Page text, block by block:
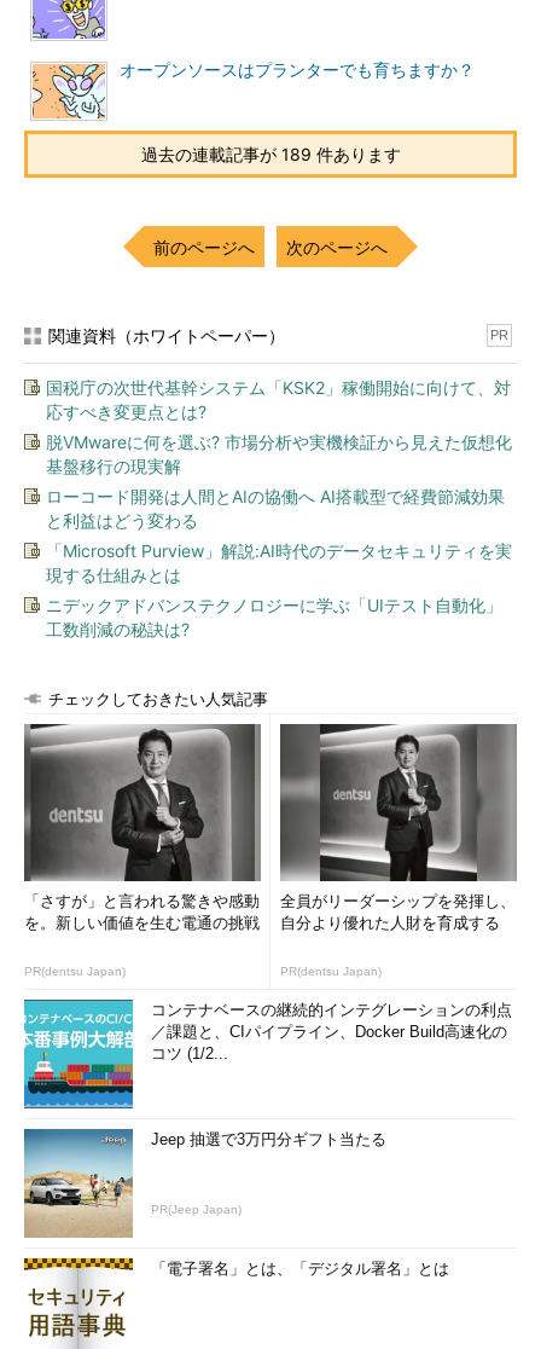
オープンソースはプランターでも育ちますか？
過去の連載記事が 189 件あります
前のページへ 次のページへ
関連資料（ホワイトペーパー） PR
国税庁の次世代基幹システム「KSK2」稼働開始に向けて、対
応すべき変更点とは?
脱VMwareに何を選ぶ? 市場分析や実機検証から見えた仮想化
基盤移行の現実解
ローコード開発は人間とAIの協働へ AI搭載型で経費節減効果
と利益はどう変わる
「Microsoft Purview」解説:AI時代のデータセキュリティを実
現する仕組みとは
ニデックアドバンステクノロジーに学ぶ「UIテスト自動化」
工数削減の秘訣は?
チェックしておきたい人気記事
「さすが」と言われる驚きや感動
を。新しい価値を生む電通の挑戦
PR(dentsu Japan)
全員がリーダーシップを発揮し、
自分より優れた人財を育成する
PR(dentsu Japan)
コンテナベースの継続的インテグレーションの利点
／課題と、CIパイプライン、Docker Build高速化の
コツ (1/2...
Jeep 抽選で3万円分ギフト当たる
PR(Jeep Japan)
「電子署名」とは、「デジタル署名」とは